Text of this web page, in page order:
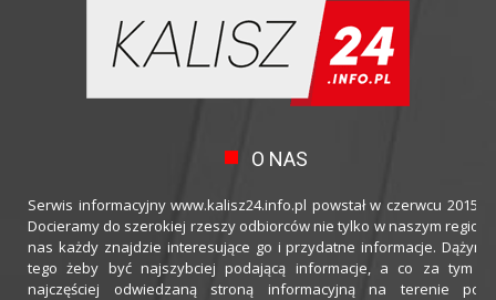
O NAS
Serwis informacyjny www.kalisz24.info.pl powstał w czerwcu 2015
Docieramy do szerokiej rzeszy odbiorców nie tylko w naszym
nas każdy znajdzie interesujące go i przydatne informacje.
tego żeby być najszybciej podającą informacje, a co za tym
najczęściej odwiedzaną stroną informacyjną na terenie